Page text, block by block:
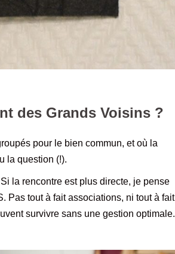
des Grands Voisins ?
pour le bien commun, et où la
la question (!).
la rencontre est plus directe, je pense
Pas tout à fait associations, ni tout à fait
survivre sans une gestion optimale.